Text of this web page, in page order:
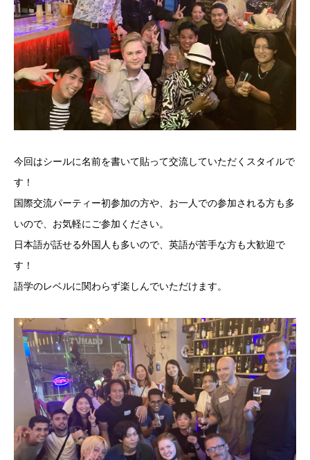
今回はシールに名前を書いて貼って交流していただくスタイルで
す！
国際交流パーティー初参加の方や、お一人での参加される方も多
いので、お気軽にご参加ください。
日本語が話せる外国人も多いので、英語が苦手な方も大歓迎で
す！
語学のレベルに関わらず楽しんでいただけます。